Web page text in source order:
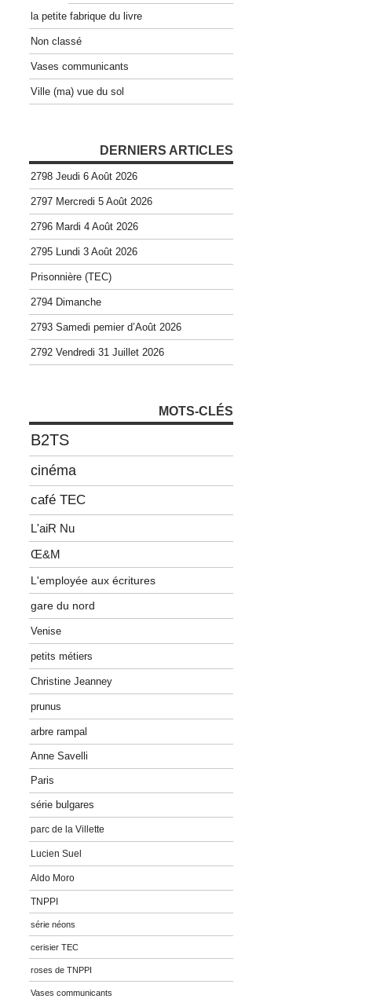
la petite fabrique du livre
Non classé
Vases communicants
Ville (ma) vue du sol
DERNIERS ARTICLES
2798 Jeudi 6 Août 2026
2797 Mercredi 5 Août 2026
2796 Mardi 4 Août 2026
2795 Lundi 3 Août 2026
Prisonnière (TEC)
2794 Dimanche
2793 Samedi pemier d’Août 2026
2792 Vendredi 31 Juillet 2026
MOTS-CLÉS
B2TS
cinéma
café TEC
L'aiR Nu
Œ&M
L'employée aux écritures
gare du nord
Venise
petits métiers
Christine Jeanney
prunus
arbre rampal
Anne Savelli
Paris
série bulgares
parc de la Villette
Lucien Suel
Aldo Moro
TNPPI
série néons
cerisier TEC
roses de TNPPI
Vases communicants